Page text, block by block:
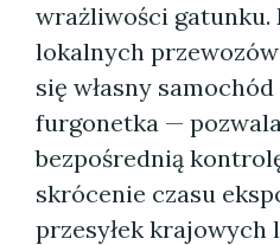
wrażliwości gatunku.
lokalnych
się własny
furgonetka —
bezpośrednią
skrócenie czasu
przesyłek krajowych